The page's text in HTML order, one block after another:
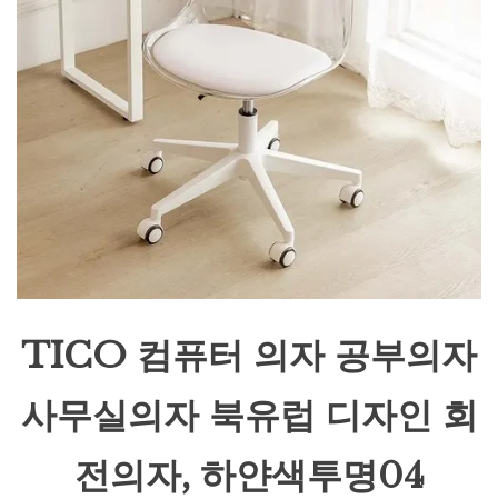
TICO 컴퓨터 의자 공부의자
사무실의자 북유럽 디자인 회
전의자, 하얀색투명04